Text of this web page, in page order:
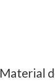
Material